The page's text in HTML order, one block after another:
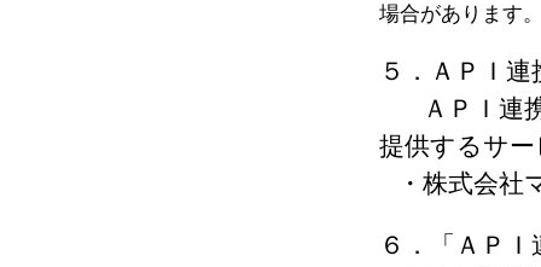
場合があります
５．ＡＰＩ連
ＡＰＩ連
提供するサ
・株式会
６．「ＡＰ